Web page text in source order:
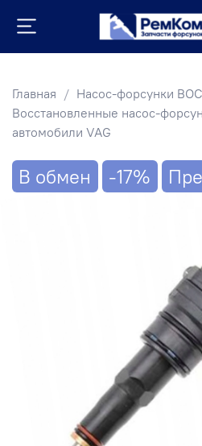
Главная
Насос-форсунки
Восстановленные насос-
автомобили VAG
В обмен -17%